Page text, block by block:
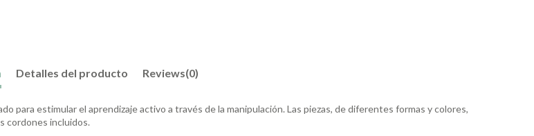
Detalles del producto Reviews(0)
para estimular el aprendizaje activo a través de la manipulación. Las piezas, de diferentes formas y colores,
cordones incluidos.